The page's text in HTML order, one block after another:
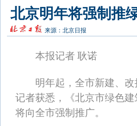
北京明年将强制推
来源： 北京日报
本报记者 耿诺
明年起，全市新建、改
记者获悉，《北京市绿色
将向全市强制推广。